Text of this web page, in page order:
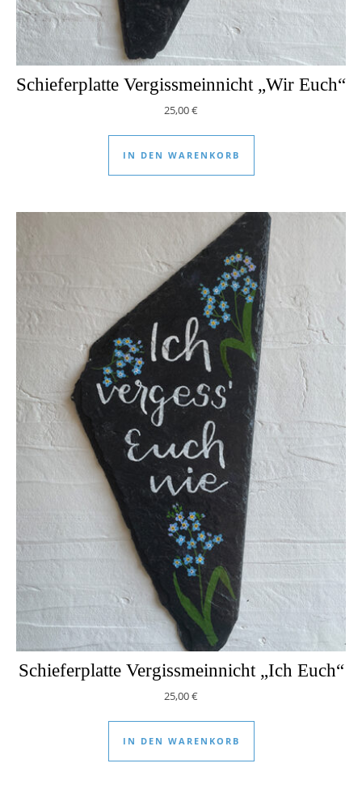
Schieferplatte Vergissmeinnicht „Wir Euch“
25,00€
IN DEN WARENKORB
Schieferplatte Vergissmeinnicht „Ich Euch“
25,00€
IN DEN WARENKORB